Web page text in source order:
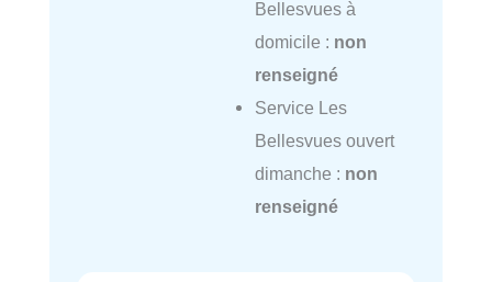
Bellesvues à
domicile : non
renseigné
Service Les
Bellesvues ouvert
dimanche : non
renseigné